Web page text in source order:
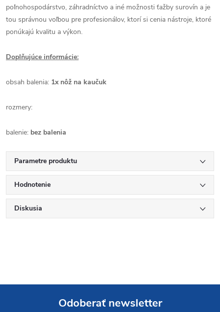
poľnohospodárstvo, záhradníctvo a iné možnosti ťažby surovín a je
tou správnou voľbou pre profesionálov, ktorí si cenia nástroje, ktoré
ponúkajú kvalitu a výkon.
Doplňujúce informácie:
obsah balenia: 1x nôž na kaučuk
rozmery:
balenie: bez balenia
Parametre produktu
Hodnotenie
Diskusia
Odoberať newsletter